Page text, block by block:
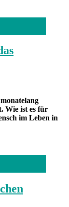
Wie ist es für
im Leben in